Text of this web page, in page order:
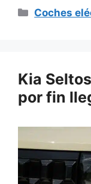
Categorías
Coches
Kia
por fin